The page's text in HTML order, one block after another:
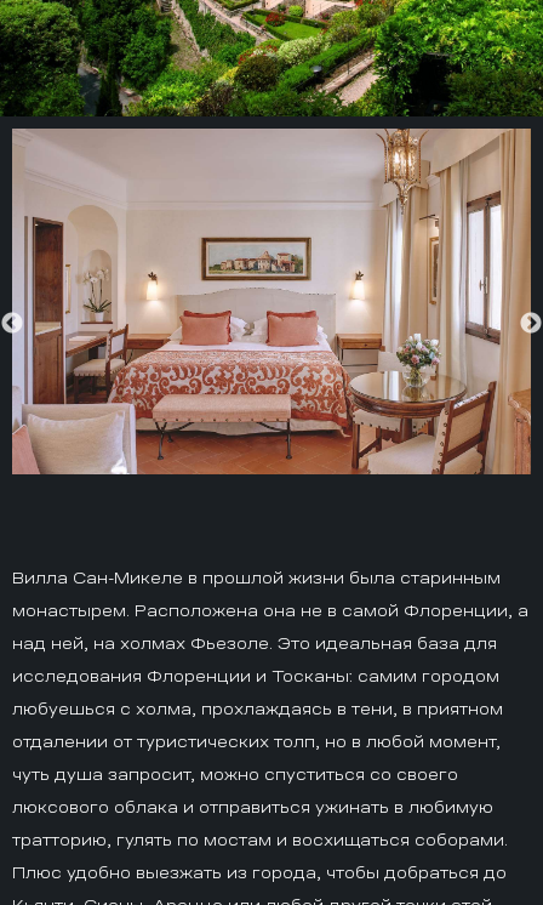
Вилла Сан-Микеле в прошлой жизни была старинным
монастырем. Расположена она не в самой Флоренции, а
над ней, на холмах Фьезоле. Это идеальная база для
исследования Флоренции и Тосканы: самим городом
любуешься с холма, прохлаждаясь в тени, в приятном
отдалении от туристических толп, но в любой момент,
чуть душа запросит, можно спуститься со своего
люксового облака и отправиться ужинать в любимую
тратторию, гулять по мостам и восхищаться соборами.
Плюс удобно выезжать из города, чтобы добраться до